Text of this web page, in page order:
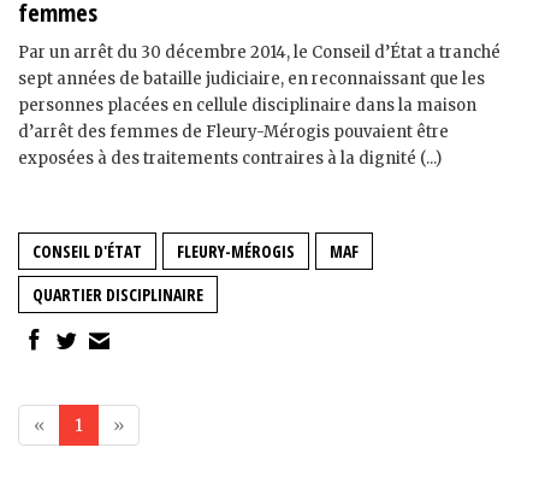
femmes
Par un arrêt du 30 décembre 2014, le Conseil d’État a tranché
sept années de bataille judiciaire, en reconnaissant que les
personnes placées en cellule disciplinaire dans la maison
d’arrêt des femmes de Fleury-Mérogis pouvaient être
exposées à des traitements contraires à la dignité (...)
CONSEIL D'ÉTAT FLEURY-MÉROGIS
MAF
QUARTIER DISCIPLINAIRE
« 1 »